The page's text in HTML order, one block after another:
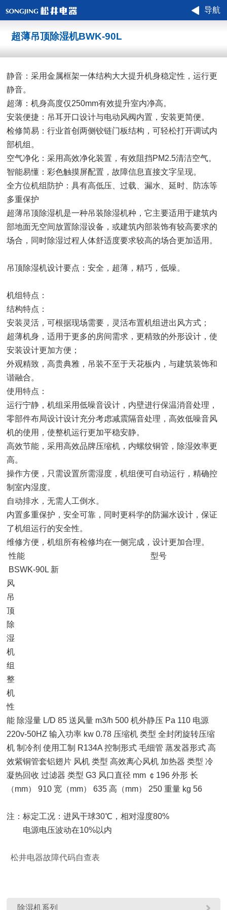
导航
超薄吊顶除湿机BWK-90L
静音：采用金属框架一体结构大大提升机身稳定性，运行更
静音。
超薄：机身高度仅250mm有效提升室内净高。
安装便捷：吊耳开口设计与电动风阀内置，安装更简便。
检修简易：行业首创两侧铰链门板结构，可轻松打开调试内
部机组。
空气净化：采用高效净化装置，有效阻挡PM2.5清洁空气。
智能易懂：彩色触摸屏配置，故障信息直接文字呈现。
全方位机组防护：具有高低压、过载、漏水、延时、防冻等
多重保护
超薄吊顶除湿机是一种吊装除湿机种，它主要适用于建筑内
部地面无空间放置除湿设备，或建筑内部装饰有较高要求的
场合，同时除湿过程人体舒适度要求较高的场合更加适用。
吊顶除湿机设计要点：安全，超薄，精巧，低噪。
机组特点：
结构特点：
安装灵活，可根据现场需要，灵活布置机组进出风方式；
超薄机身，适用于更多的房间需求，更精致的外形设计，使
安装设计更加方便；
外观精致，高贵典雅，吊装不至于天花板内，与建筑装饰和
谐融合。
使用特点：
运行宁静，机组采用低噪音设计，内壁进行保温消音处理，
零部件布局设计设计充分考虑减震隔音处理，高效低噪音风
机的使用，使整机运行更加平稳安静。
高效节能，采用高效品牌压缩机，内螺纹铜管，除湿效率更
高。
操作方便，只需设置所需湿度，机组便可自动运行，精确控
制室内湿度。
自动排水，无需人工倒水。
内置多重保护，安全可靠，同时更科学的防漏水设计，保证
了机组运行的安全性。
维修方便，机组所有检修均在一侧完成，设计更加合理。
性能 型号
BSWK-90L 新
风
吊
顶
除
湿
机
组
整
机
性
能 除湿量 L/D 85 送风量 m3/h 500 机外静压 Pa 110 电源
220v-50HZ 输入功率 kw 0.78 压缩机 类型 全封闭旋转压缩
机 制冷剂 使用工制 R134A 控制形式 毛细管 蒸发器形式 高
效紫铜管套铝翅片 风机 类型 高效离心风机 加热器 类型 冷
凝热回收 过滤器 类型 G3 风口直径 mm ￠196 外形 长
（mm） 910 宽（mm） 635 高（mm） 250 重量 kg 56
注：标定工况：进风干球30℃，相对湿度80%
电源电压波动在10%以内
松井电器故障代码自查表

除湿机系列